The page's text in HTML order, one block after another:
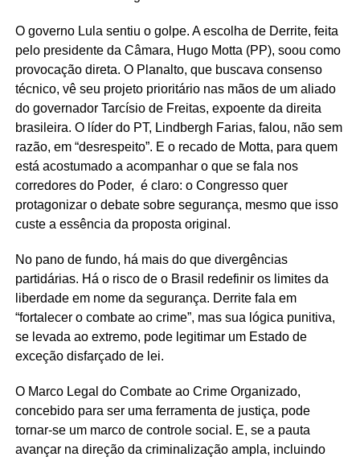
O governo Lula sentiu o golpe. A escolha de Derrite, feita
pelo presidente da Câmara, Hugo Motta (PP), soou como
provocação direta. O Planalto, que buscava consenso
técnico, vê seu projeto prioritário nas mãos de um aliado
do governador Tarcísio de Freitas, expoente da direita
brasileira. O líder do PT, Lindbergh Farias, falou, não sem
razão, em “desrespeito”. E o recado de Motta, para quem
está acostumado a acompanhar o que se fala nos
corredores do Poder, é claro: o Congresso quer
protagonizar o debate sobre segurança, mesmo que isso
custe a essência da proposta original.
No pano de fundo, há mais do que divergências
partidárias. Há o risco de o Brasil redefinir os limites da
liberdade em nome da segurança. Derrite fala em
“fortalecer o combate ao crime”, mas sua lógica punitiva,
se levada ao extremo, pode legitimar um Estado de
exceção disfarçado de lei.
O Marco Legal do Combate ao Crime Organizado,
concebido para ser uma ferramenta de justiça, pode
tornar-se um marco de controle social. E, se a pauta
avançar na direção da criminalização ampla, incluindo